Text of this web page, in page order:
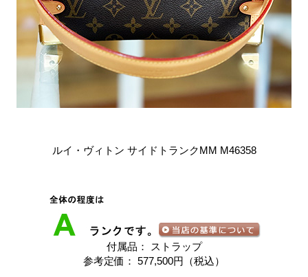
ルイ・ヴィトン サイドトランクMM M46358
付属品： ストラップ
参考定価： 577,500円（税込）